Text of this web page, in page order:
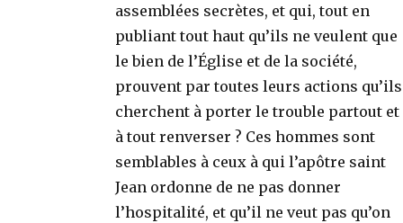
assemblées secrètes, et qui, tout en
publiant tout haut qu’ils ne veulent que
le bien de l’Église et de la société,
prouvent par toutes leurs actions qu’ils
cherchent à porter le trouble partout et
à tout renverser ? Ces hommes sont
semblables à ceux à qui l’apôtre saint
Jean ordonne de ne pas donner
l’hospitalité, et qu’il ne veut pas qu’on